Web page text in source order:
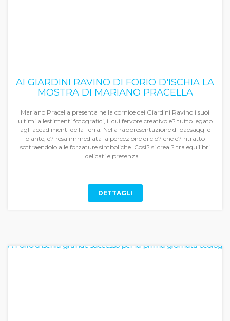
AI GIARDINI RAVINO DI FORIO D'ISCHIA LA
MOSTRA DI MARIANO PRACELLA
Mariano Pracella presenta nella cornice dei Giardini Ravino i suoi
ultimi allestimenti fotografici, il cui fervore creativo e? tutto legato
agli accadimenti della Terra. Nella rappresentazione di paesaggi e
piante, e? resa immediata la percezione di cio? che e? ritratto
sottraendolo alle forzature simboliche. Cosi? si crea ? tra equilibri
delicati e presenza ...
DETTAGLI